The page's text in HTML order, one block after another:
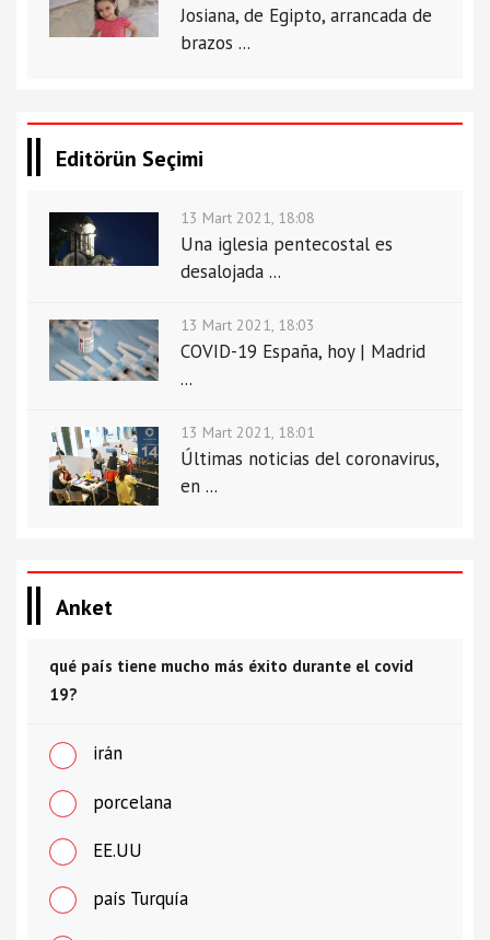
Josiana, de Egipto, arrancada de
brazos ...
Editörün Seçimi
13 Mart 2021, 18:08
Una iglesia pentecostal es
desalojada ...
13 Mart 2021, 18:03
COVID-19 España, hoy | Madrid
...
13 Mart 2021, 18:01
Últimas noticias del coronavirus,
en ...
Anket
qué país tiene mucho más éxito durante el covid
19?
irán
porcelana
EE.UU
país Turquía